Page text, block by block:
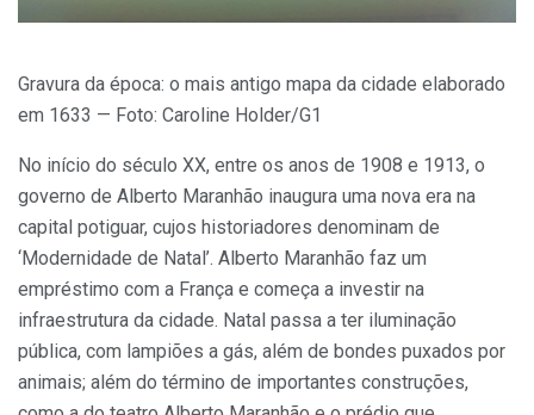
Gravura da época: o mais antigo mapa da cidade elaborado
em 1633 — Foto: Caroline Holder/G1
No início do século XX, entre os anos de 1908 e 1913, o
governo de Alberto Maranhão inaugura uma nova era na
capital potiguar, cujos historiadores denominam de
‘Modernidade de Natal’. Alberto Maranhão faz um
empréstimo com a França e começa a investir na
infraestrutura da cidade. Natal passa a ter iluminação
pública, com lampiões a gás, além de bondes puxados por
animais; além do término de importantes construções,